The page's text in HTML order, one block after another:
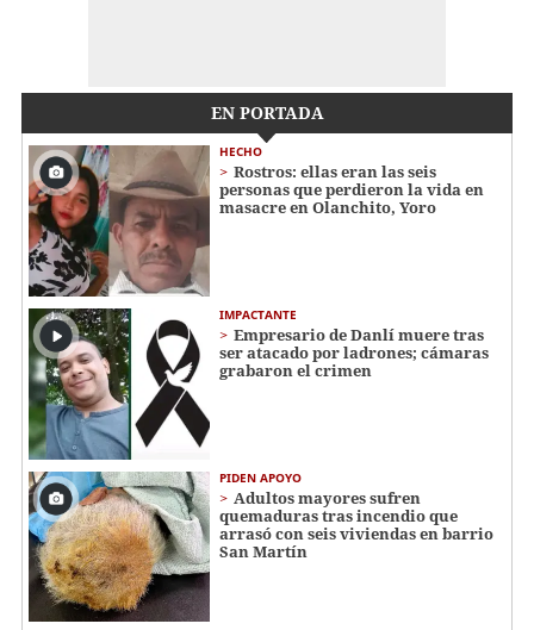
EN PORTADA
HECHO
Rostros: ellas eran las seis
personas que perdieron la vida en
masacre en Olanchito, Yoro
IMPACTANTE
Empresario de Danlí muere tras
ser atacado por ladrones; cámaras
grabaron el crimen
PIDEN APOYO
Adultos mayores sufren
quemaduras tras incendio que
arrasó con seis viviendas en barrio
San Martín